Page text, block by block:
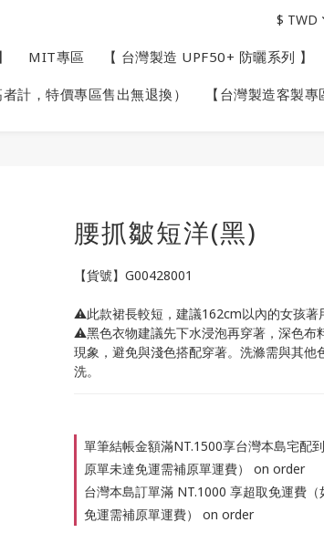
MIT專區 【 台灣製造 UPF50+ 防曬系列 】
計，特價專區售出無退換） 【台灣製造客製專
$ TWD
腰抓皺短洋(黑)
【貨號】G00428001
⚠️此款裙長較短，建議162cm以內的女孩著
⚠️黑色衣物建議先下水浸泡再穿著，深色布
現象，避免與淺色搭配穿著。洗滌需與其他
洗。
單筆結帳金額滿NT.1500享台灣本島宅配
原單未達免運需補原單運費） on order
台灣本島訂單滿 NT.1000 享超取免運費
免運需補原單運費） on order